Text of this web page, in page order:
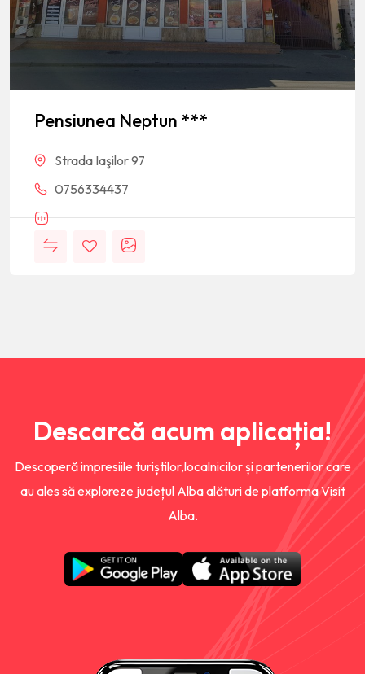
Pensiunea Neptun ***
Strada Iaşilor 97
0756334437
Descarcă acum aplicația!
Descoperă impresiile turiștilor,localnicilor și partenerilor care
au ales să exploreze județul Alba alături de platforma Visit
Alba.